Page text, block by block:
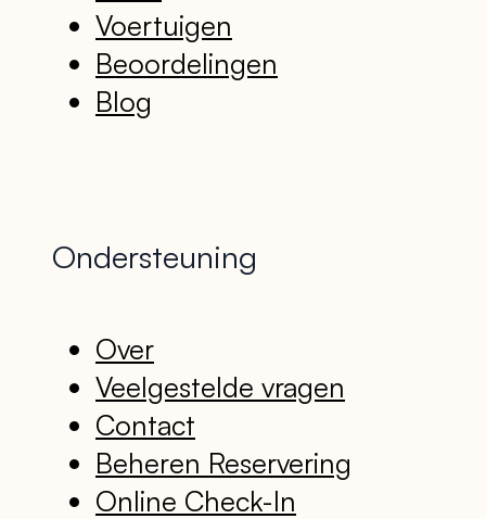
Voertuigen
Beoordelingen
Blog
Ondersteuning
Over
Veelgestelde vragen
Contact
Beheren Reservering
Online Check-In